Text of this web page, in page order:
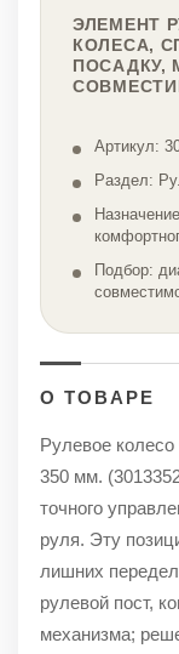
ЭЛЕМЕНТ
КОЛЕСА,
ПОСАДКУ,
Артикул:
Раздел:
Подбор:
О ТОВАРЕ
Рулевое
350 мм.
точного
руля. Эту
лишних
рулевой пост,
механизма;